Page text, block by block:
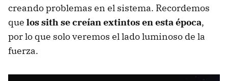
creando problemas en el sistema. Recordemos
que los sith se creían extintos en esta época,
por lo que solo veremos el lado luminoso de la
fuerza.